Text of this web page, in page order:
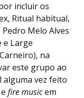
incluir os
Ritual habitual,
Melo Alves
e Large
na
este grupo ao
alguma vez feito
fire musicem